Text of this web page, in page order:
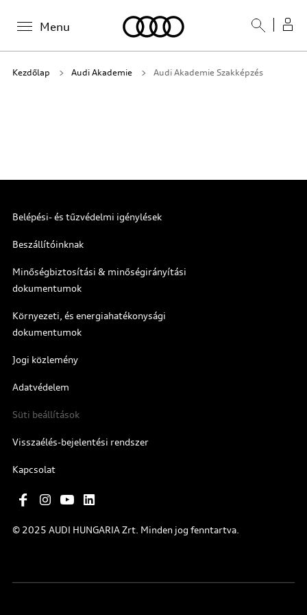
Menu
Kezdőlap Audi Akademie Audi Akademie Szakképzés
Belépési- és tűzvédelmi igénylések
Beszállítóinknak
Minőségbiztosítási & minőségirányítási
dokumentumok
Környezeti, és energiahatékonysági
dokumentumok
Jogi közlemény
Adatvédelem
Süti beállítások
Visszaélés-bejelentési rendszer
Kapcsolat
© 2025 AUDI HUNGARIA Zrt. Minden jog fenntartva.